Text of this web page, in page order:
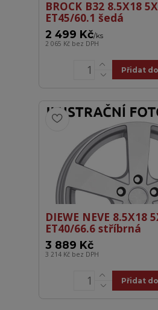
BROCK B32 8.5X18
ET45/60.1 šedá
2 499 Kč/ks
2 065 Kč bez DPH
Přidat
DIEWE NEVE 8.5X18
ET40/66.6 stříbrná
3 889 Kč
3 214 Kč bez DPH
Přidat